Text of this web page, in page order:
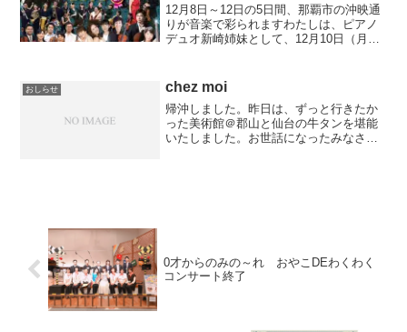
12月8日～12日の5日間、那覇市の沖映通
りが音楽で彩られますわたしは、ピアノ
デュオ新崎姉妹として、12月10日（月）
くる予定です期間中、沖映通りに足を運
おしらせ chez moi
帰沖しました。昨日は、ずっと行きたか
った美術館＠郡山と仙台の牛タンを堪能
いたしました。お世話になったみなさま
0才からのみの～れ おやこDEわくわく
コンサート終了